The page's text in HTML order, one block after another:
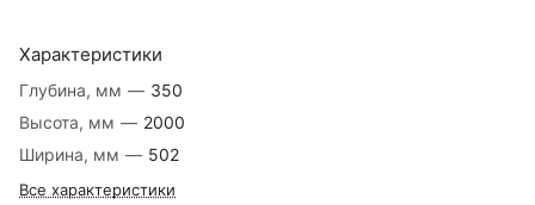
Характеристики
Глубина, мм — 350
Высота, мм — 2000
Ширина, мм — 502
Все характеристики